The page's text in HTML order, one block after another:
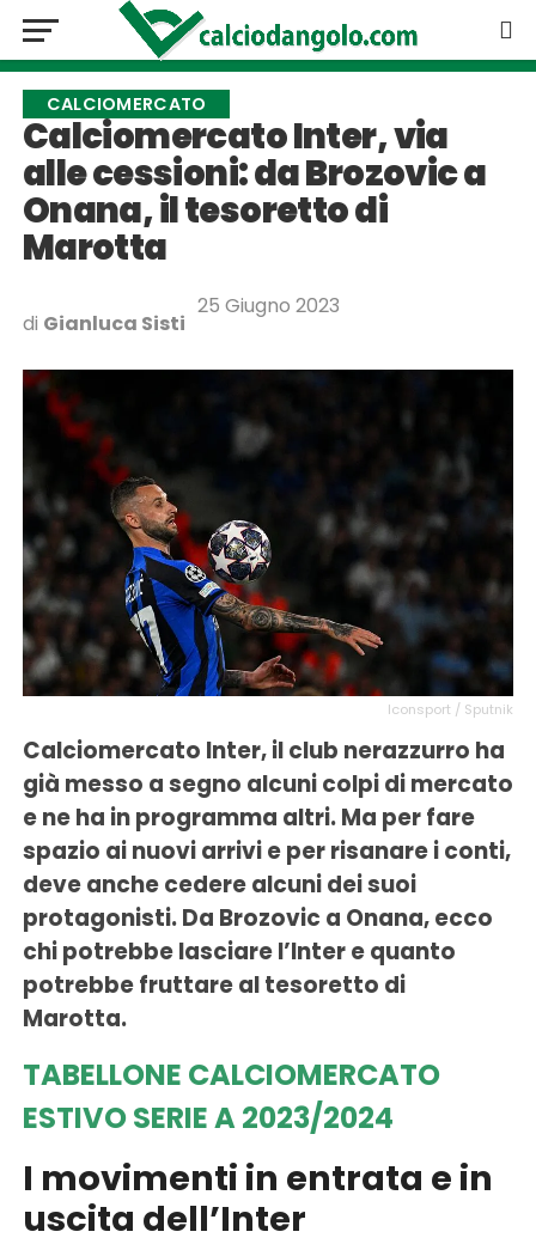
CALCIOMERCATO
Calciomercato Inter, via
alle cessioni: da Brozovic a
Onana, il tesoretto di
Marotta
di Gianluca Sisti
25 Giugno 2023
Iconsport / Sputnik
Calciomercato Inter, il club nerazzurro ha
già messo a segno alcuni colpi di mercato
e ne ha in programma altri. Ma per fare
spazio ai nuovi arrivi e per risanare i conti,
deve anche cedere alcuni dei suoi
protagonisti. Da Brozovic a Onana, ecco
chi potrebbe lasciare l’Inter e quanto
potrebbe fruttare al tesoretto di
Marotta.
TABELLONE CALCIOMERCATO
ESTIVO SERIE A 2023/2024
I movimenti in entrata e in
uscita dell’Inter